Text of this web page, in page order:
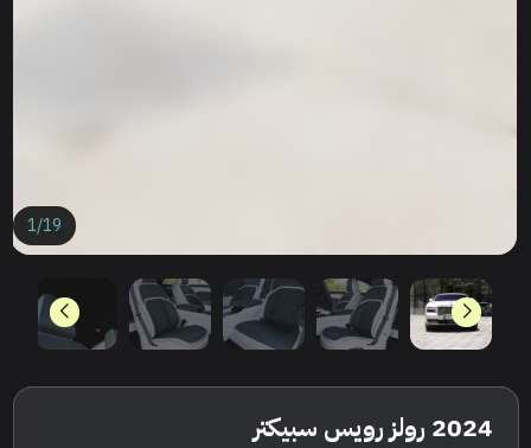
1/19
2024 رولز رويس سبيكتر